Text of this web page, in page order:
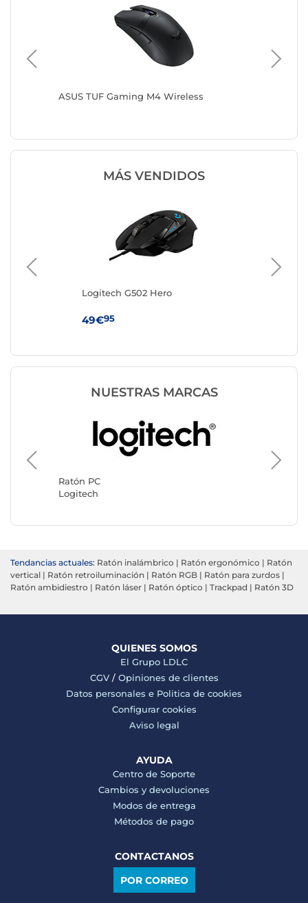
ASUS TUF Gaming M4 Wireless
MÁS VENDIDOS
Logitech G502 Hero
49€95
NUESTRAS MARCAS
Ratón PC
Logitech
Ratón
Razer
Tendancias actuales: Ratón inalámbrico | Ratón ergonómico | Ratón
vertical | Ratón retroiluminación | Ratón RGB | Ratón para zurdos |
Ratón ambidiestro | Ratón láser | Ratón óptico | Trackpad | Ratón 3D
QUIENES SOMOS
El Grupo LDLC
CGV/ Opiniones de clientes
Datos personales e Politica de cookies
Configurar cookies
Aviso legal
AYUDA
Centro de Soporte
Cambios y devoluciones
Modos de entrega
Métodos de pago
CONTACTANOS
POR CORREO